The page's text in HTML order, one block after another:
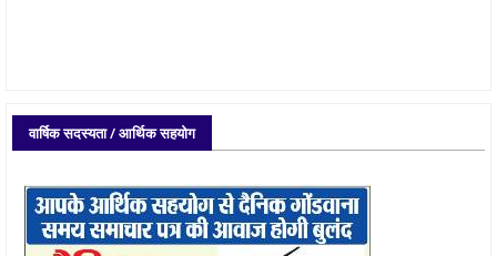
वार्षिक सदस्यता / आर्थिक सहयोग